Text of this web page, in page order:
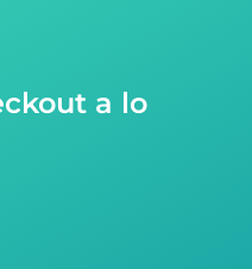
a lo